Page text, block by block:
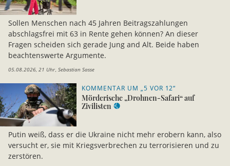
Sollen Menschen nach 45 Jahren Beitragszahlungen
abschlagsfrei mit 63 in Rente gehen können? An dieser
Fragen scheiden sich gerade Jung and Alt. Beide haben
beachtenswerte Argumente.
05.08.2026, 21 Uhr Sebastian Sasse
KOMMENTAR UM „5 VOR 12“
Mörderische „Drohnen-Safari“ auf
Zivilisten
Putin weiß, dass er die Ukraine nicht mehr erobern kann, also
versucht er, sie mit Kriegsverbrechen zu terrorisieren und zu
zerstören.